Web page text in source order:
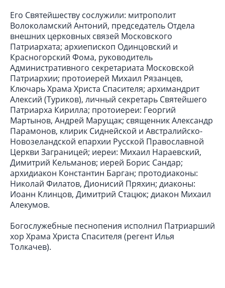
Его Святейшеству сослужили: митрополит
Волоколамский Антоний, председатель Отдела
внешних церковных связей Московского
Патриархата; архиепископ Одинцовский и
Красногорский Фома, руководитель
Административного секретариата Московской
Патриархии; протоиерей Михаил Рязанцев,
Ключарь Храма Христа Спасителя; архимандрит
Алексий (Туриков), личный секретарь Святейшего
Патриарха Кирилла; протоиереи: Георгий
Мартынов, Андрей Марущак; священник Александр
Парамонов, клирик Сиднейской и Австралийско-
Новозеландской епархии Русской Православной
Церкви Заграницей; иереи: Михаил Нараевский,
Димитрий Кельманов; иерей Борис Сандар;
архидиакон Константин Барган; протодиаконы:
Николай Филатов, Дионисий Пряхин; диаконы:
Иоанн Клинцов, Димитрий Стацюк; диакон Михаил
Алекумов.
Богослужебные песнопения исполнил Патриарший
хор Храма Христа Спасителя (регент Илья
Толкачев).